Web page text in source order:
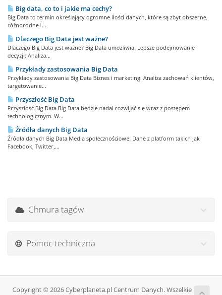
Big data, co to i jakie ma cechy?
Big Data to termin określający ogromne ilości danych, które są zbyt obszerne,
różnorodne i...
Dlaczego Big Data jest ważne?
Dlaczego Big Data jest ważne? Big Data umożliwia: Lepsze podejmowanie
decyzji: Analiza...
Przykłady zastosowania Big Data
Przykłady zastosowania Big Data Biznes i marketing: Analiza zachowań klientów,
targetowanie...
Przyszłość Big Data
Przyszłość Big Data Big Data będzie nadal rozwijać się wraz z postępem
technologicznym. W...
Źródła danych Big Data
Źródła danych Big Data Media społecznościowe: Dane z platform takich jak
Facebook, Twitter,...
Chmura tagów
Pomoc techniczna
Copyright © 2026 Cyberplaneta.pl Centrum Danych. Wszelkie